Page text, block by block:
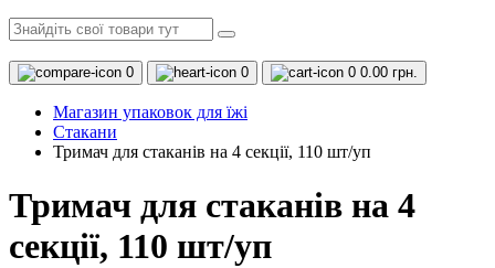
0 0 0 0.00 грн.
Магазин упаковок для їжі
Стакани
Тримач для стаканів на 4 секції, 110 шт/уп
Тримач для стаканів на 4
секції, 110 шт/уп